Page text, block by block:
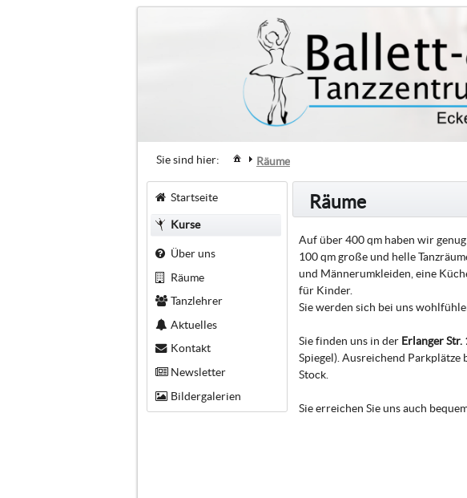
Sie sind hier: Räume
Startseite
Kurse
Über uns
Räume
Tanzlehrer
Aktuelles
Kontakt
Newsletter
Bildergalerien
Räume
Auf über 400 qm haben wir
100 qm große und helle
und Männerumkleiden, eine
für Kinder.
Sie werden sich bei uns
Sie finden uns in der Erlanger Str.
Spiegel). Ausreichend Parkplätze
Stock.
Sie erreichen Sie uns auch